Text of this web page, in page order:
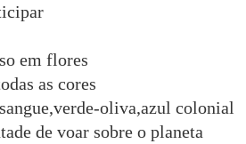
em flores
as cores
oliva,azul colonial
de voar sobre o planeta